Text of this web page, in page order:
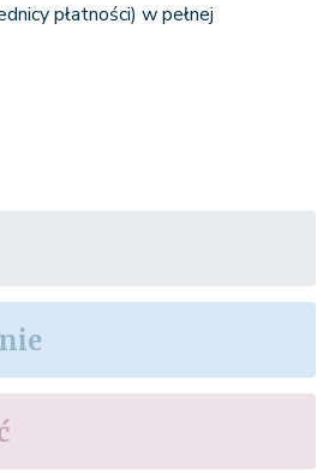
płatności) w pełnej